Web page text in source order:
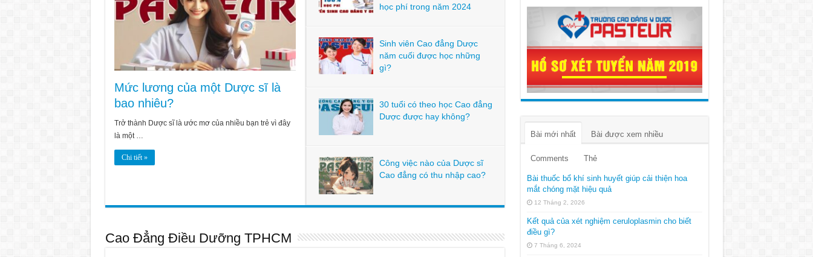
Mức lương của một Dược sĩ là
bao nhiêu?
Trở thành Dược sĩ là ước mơ của nhiều bạn trẻ vì đây
là một …
Chi tiết »
học phí trong năm 2024
Sinh viên Cao đẳng Dược
năm cuối được học những
gì?
30 tuổi có theo học Cao đẳng
Dược được hay không?
Công việc nào của Dược sĩ
Cao đẳng có thu nhập cao?
Cao Đẳng Điều Dưỡng TPHCM
Bài mới nhất Bài được xem nhiều
Comments Thẻ
Bài thuốc bổ khí sinh huyết giúp cải thiện hoa
mắt chóng mặt hiệu quả
12 Tháng 2, 2026
Kết quả của xét nghiệm ceruloplasmin cho biết
điều gì?
7 Tháng 6, 2024